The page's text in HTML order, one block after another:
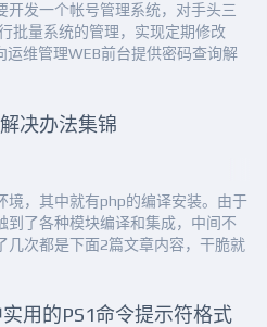
开发一个帐号管理系统，对手头三
批量系统的管理，实现定期修改
维管理WEB前台提供密码查询解
都写好了，难道要重构？...
决办法集锦
境，其中就有php的编译安装。由于
到了各种模块编译和集成，中间不
几次都是下面2篇文章内容，干脆就
用的PS1命令提示符格式